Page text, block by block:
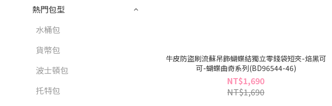
熱門包型
水桶包
貨幣包
波士頓包
托特包
牛皮防盜刷流蘇吊飾蝴蝶結獨立零錢袋短夾-焙黑可
可-蝴蝶曲奇系列(BD96544-46)
NT$1,690
NT$1,690